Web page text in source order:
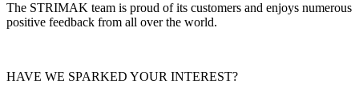
The STRIMAK team is proud of its customers and enjoys numerous
positive feedback from all over the world.
HAVE WE SPARKED YOUR INTEREST?